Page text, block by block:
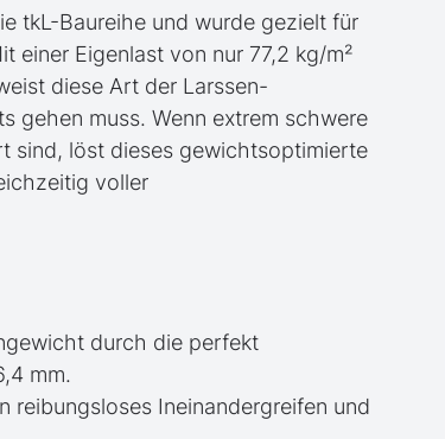
tkL-Baureihe und wurde gezielt für
einer Eigenlast von nur 77,2 kg/m²
diese Art der Larssen-
gehen muss. Wenn extrem schwere
sind, löst dieses gewichtsoptimierte
voller
durch die perfekt
mm.
reibungsloses Ineinandergreifen und